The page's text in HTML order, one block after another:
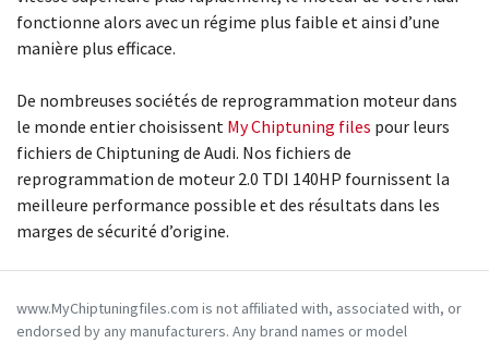
fonctionne alors avec un régime plus faible et ainsi d’une
manière plus efficace.
De nombreuses sociétés de reprogrammation moteur dans
le monde entier choisissent My Chiptuning files pour leurs
fichiers de Chiptuning de Audi. Nos fichiers de
reprogrammation de moteur 2.0 TDI 140HP fournissent la
meilleure performance possible et des résultats dans les
marges de sécurité d’origine.
www.MyChiptuningfiles.com is not affiliated with, associated with, or
endorsed by any manufacturers. Any brand names or model